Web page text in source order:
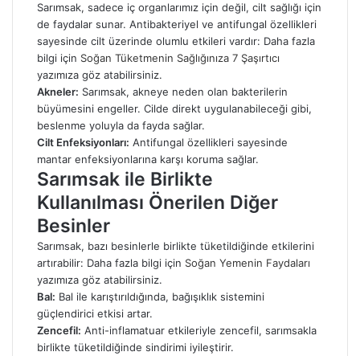
Sarımsak, sadece iç organlarımız için değil, cilt sağlığı için
de faydalar sunar. Antibakteriyel ve antifungal özellikleri
sayesinde cilt üzerinde olumlu etkileri vardır: Daha fazla
bilgi için Soğan Tüketmenin Sağlığınıza 7 Şaşırtıcı
yazımıza göz atabilirsiniz.
Akneler: Sarımsak, akneye neden olan bakterilerin
büyümesini engeller. Cilde direkt uygulanabileceği gibi,
beslenme yoluyla da fayda sağlar.
Cilt Enfeksiyonları: Antifungal özellikleri sayesinde
mantar enfeksiyonlarına karşı koruma sağlar.
Sarımsak ile Birlikte
Kullanılması Önerilen Diğer
Besinler
Sarımsak, bazı besinlerle birlikte tüketildiğinde etkilerini
artırabilir: Daha fazla bilgi için Soğan Yemenin Faydaları
yazımıza göz atabilirsiniz.
Bal: Bal ile karıştırıldığında, bağışıklık sistemini
güçlendirici etkisi artar.
Zencefil: Anti-inflamatuar etkileriyle zencefil, sarımsakla
birlikte tüketildiğinde sindirimi iyileştirir.